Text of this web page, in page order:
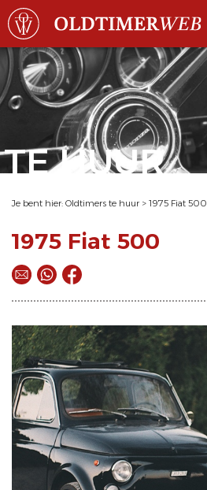
TE HUUR
Je bent hier: Oldtimers te huur > 1975 Fiat 500
1975 Fiat 500